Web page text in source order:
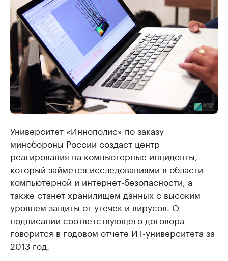
Университет «Иннополис» по заказу
минобороны России создаст центр
реагирования на компьютерные инциденты,
который займется исследованиями в области
компьютерной и интернет-безопасности, а
также станет хранилищем данных с высоким
уровнем защиты от утечек и вирусов. О
подписании соответствующего договора
говорится в годовом отчете ИТ-университета за
2013 год.